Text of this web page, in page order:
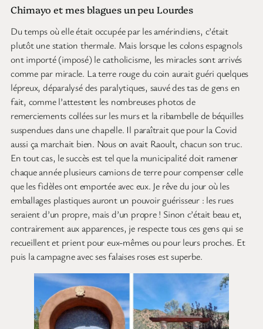
Chimayo et mes blagues un peu Lourdes
Du temps où elle était occupée par les amérindiens, c’était
plutôt une station thermale. Mais lorsque les colons espagnols
ont importé (imposé) le catholicisme, les miracles sont arrivés
comme par miracle. La terre rouge du coin aurait guéri quelques
lépreux, déparalysé des paralytiques, sauvé des tas de gens en
fait, comme l’attestent les nombreuses photos de
remerciements collées sur les murs et la ribambelle de béquilles
suspendues dans une chapelle. Il paraîtrait que pour la Covid
aussi ça marchait bien. Nous on avait Raoult, chacun son truc.
En tout cas, le succès est tel que la municipalité doit ramener
chaque année plusieurs camions de terre pour compenser celle
que les fidèles ont emportée avec eux. Je rêve du jour où les
emballages plastiques auront un pouvoir guérisseur : les rues
seraient d’un propre, mais d’un propre ! Sinon c’était beau et,
contrairement aux apparences, je respecte tous ces gens qui se
recueillent et prient pour eux-mêmes ou pour leurs proches. Et
puis la campagne avec ses falaises roses est superbe.